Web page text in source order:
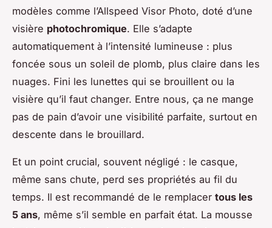
modèles comme l’Allspeed Visor Photo, doté d’une
visière photochromique. Elle s’adapte
automatiquement à l’intensité lumineuse : plus
foncée sous un soleil de plomb, plus claire dans les
nuages. Fini les lunettes qui se brouillent ou la
visière qu’il faut changer. Entre nous, ça ne mange
pas de pain d’avoir une visibilité parfaite, surtout en
descente dans le brouillard.
Et un point crucial, souvent négligé : le casque,
même sans chute, perd ses propriétés au fil du
temps. Il est recommandé de le remplacer tous les
5 ans, même s’il semble en parfait état. La mousse